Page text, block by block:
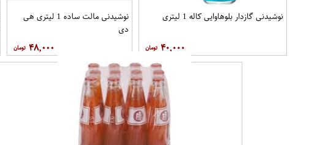
نوشیدنی گازدار بلوهاوایی کاله 1 لیتری
۴۰,۰۰۰
نوشیدنی مالت ساده 1 لیتری هی
دی
۴۸,۰۰۰